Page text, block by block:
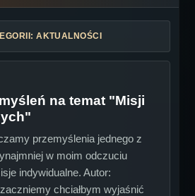
AKTUALNOŚCI
na temat "Misji
przemyślenia jednego z
w moim odczuciu
indywidualne. Autor:
chciałbym wyjaśnić